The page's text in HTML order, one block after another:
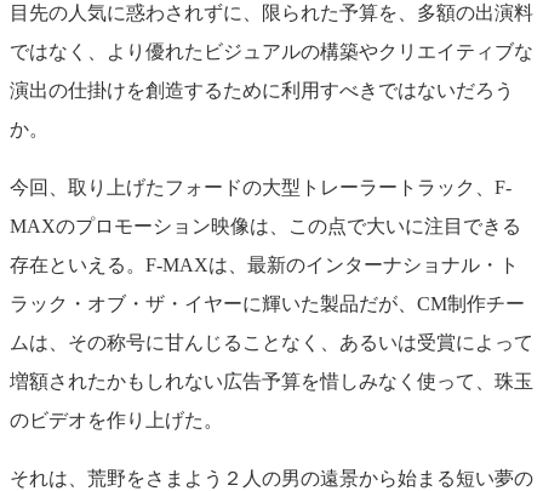
目先の人気に惑わされずに、限られた予算を、多額の出演料
ではなく、より優れたビジュアルの構築やクリエイティブな
演出の仕掛けを創造するために利用すべきではないだろう
か。
今回、取り上げたフォードの大型トレーラートラック、 F-
MAXのプロモーション映像は、この点で大いに注目できる
存在といえる。 F-MAXは、最新のインターナショナル・ト
ラック・オブ・ザ・イヤーに輝いた製品だが、 CM制作チー
ムは、その称号に甘んじることなく、あるいは受賞によって
増額されたかもしれない広告予算を惜しみなく使って、珠玉
のビデオを作り上げた。
それは、荒野をさまよう２人の男の遠景から始まる短い夢の